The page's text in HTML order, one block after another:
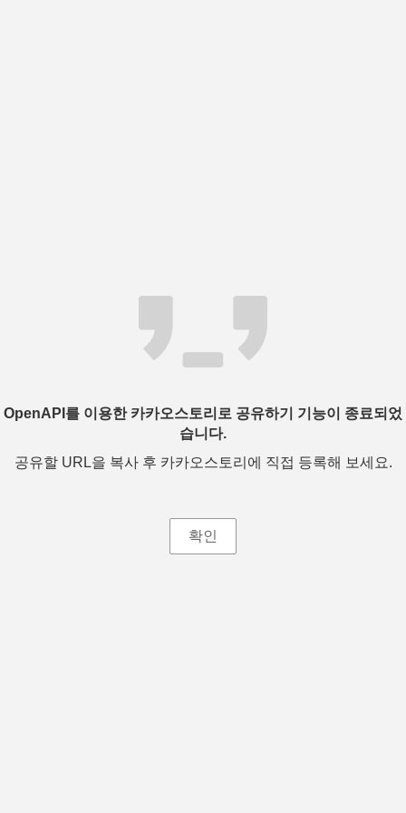
OpenAPI를 이용한 카카오스토리로 공유하기 기능이 종료되었
습니다.
공유할 URL을 복사 후 카카오스토리에 직접 등록해 보세요.
확인